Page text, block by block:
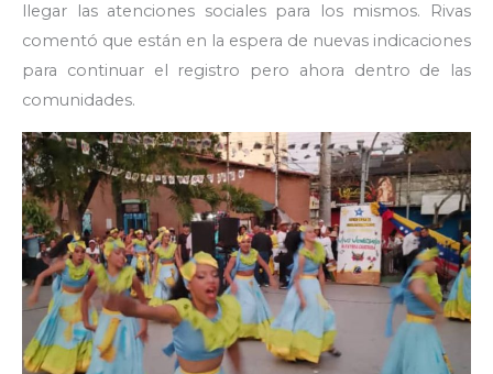
llegar las atenciones sociales para los mismos. Rivas
comentó que están en la espera de nuevas indicaciones
para continuar el registro pero ahora dentro de las
comunidades.